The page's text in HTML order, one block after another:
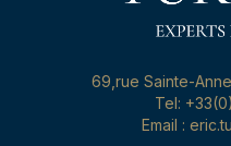
69,rue Sainte-
Tel:
Email :